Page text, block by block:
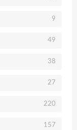
9
49
38
27
220
157